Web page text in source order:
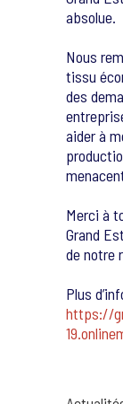
absolue. ​​
Nous
tissu
des
aider à
Merci à
Grand
de notre
Plus
https://